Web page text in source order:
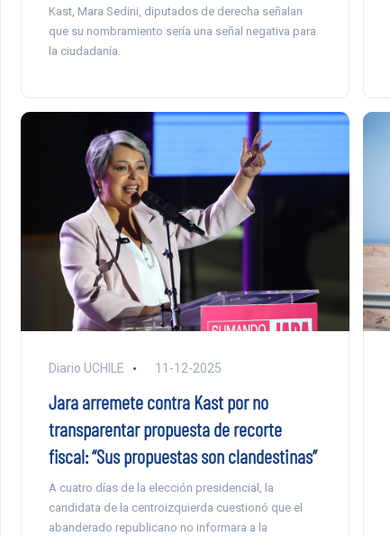
Kast, Mara Sedini, diputados de derecha señalan
que su nombramiento sería una señal negativa para
la ciudadanía.
Diario UCHILE 11-12-2025
Jara arremete contra Kast por no
transparentar propuesta de recorte
fiscal: “Sus propuestas son clandestinas”
A cuatro días de la elección presidencial, la
candidata de la centroizquierda cuestionó que el
abanderado republicano no informara a la